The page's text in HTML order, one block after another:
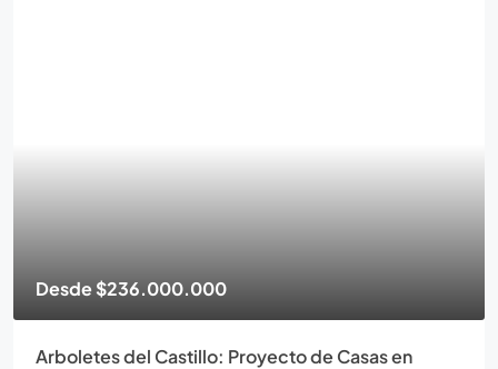
Desde$236.000.000
Arboletes del Castillo: Proyecto de Casas en